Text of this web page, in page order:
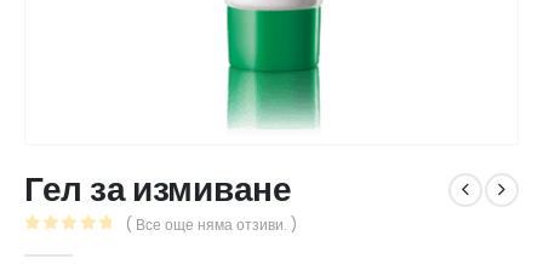
Гел за измиване
( Все още няма отзиви. )